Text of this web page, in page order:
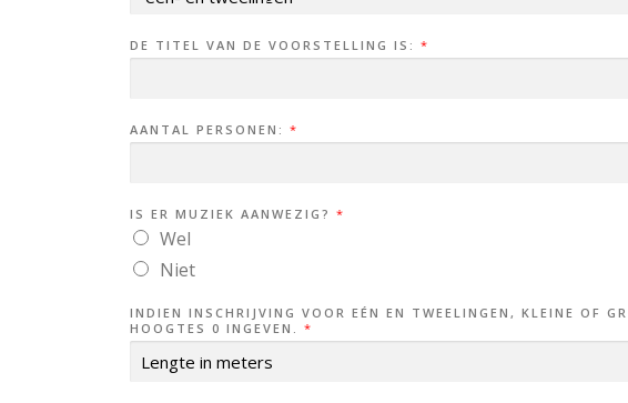
DE TITEL VAN DE VOORSTELLING IS: *
AANTAL PERSONEN: *
IS ER MUZIEK AANWEZIG? *
Wel
Niet
INDIEN INSCHRIJVING VOOR EÉN EN TWEELINGEN, KLEINE OF
HOOGTES 0 INGEVEN. *